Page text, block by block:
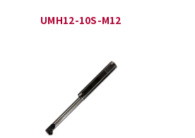
UMH12-10S-M12